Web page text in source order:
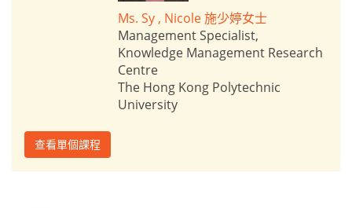
Ms. Sy , Nicole 施少婷女士
Management Specialist,
Knowledge Management Research
Centre
The Hong Kong Polytechnic
University
查看單個課程